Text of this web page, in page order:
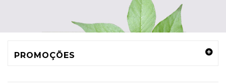
PROMOÇÕES